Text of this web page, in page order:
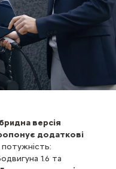
версія
додаткові
1.6 та